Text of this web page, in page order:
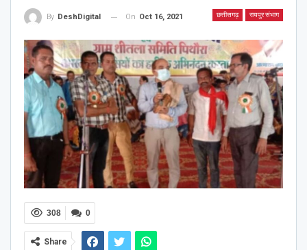
छत्तीसगढ़ रायपुर संभाग
By DeshDigital On Oct 16, 2021
0
308
Share